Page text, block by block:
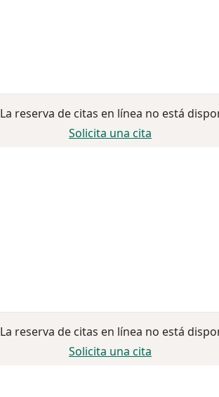
La reserva de citas en línea no está
Solicita una cita
La reserva de citas en línea no está
Solicita una cita